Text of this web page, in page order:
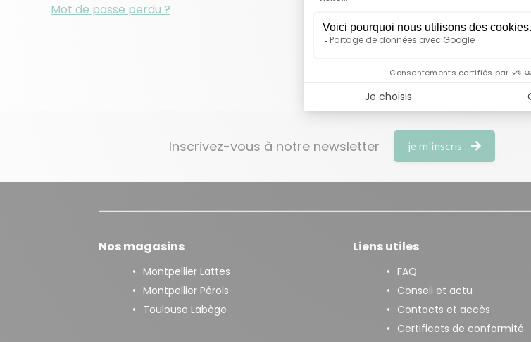
Mot de passe perdu ?
Inscrivez-vous à notre newsletter je m'inscris
Nos magasins
Montpellier Lattes
Montpellier Pérols
Toulouse Labège
Liens utiles
FAQ
Conseil et actu
Contacts et accès
Certificats de conformité